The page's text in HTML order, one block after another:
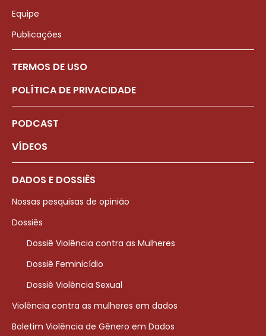
Equipe
Publicações
TERMOS DE USO
POLÍTICA DE PRIVACIDADE
PODCAST
VÍDEOS
DADOS E DOSSIÊS
Nossas pesquisas de opinião
Dossiês
Dossiê Violência contra as Mulheres
Dossiê Feminicídio
Dossiê Violência Sexual
Violência contra as mulheres em dados
Boletim Violência de Gênero em Dados